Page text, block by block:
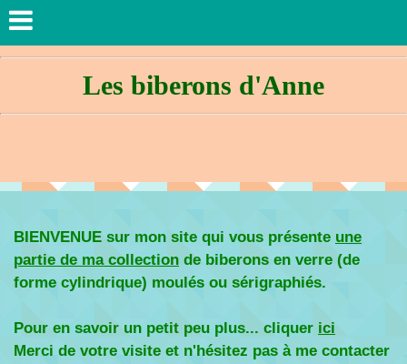
Les biberons d'Anne
BIENVENUE sur mon site qui vous présente une
partie de ma collection de biberons en verre (de
forme cylindrique) moulés ou sérigraphiés.
Pour en savoir un petit peu plus... cliquer ici
Merci de votre visite et n'hésitez pas à me contacter